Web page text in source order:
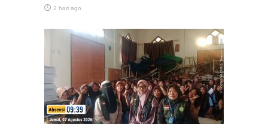
2 hari ago